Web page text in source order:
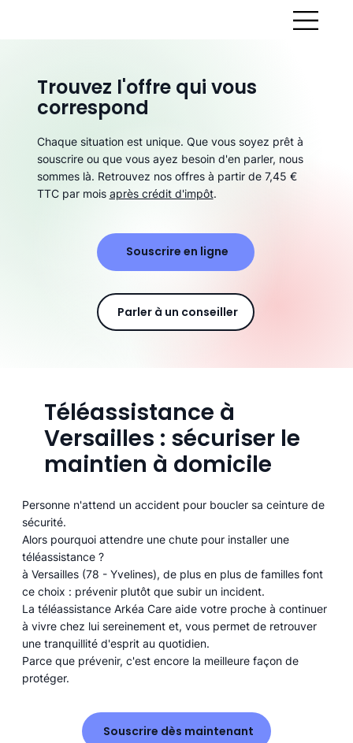
Téléassistance à
Versailles : sécuriser le
maintien à domicile
Personne n'attend un accident pour boucler sa ceinture de
sécurité.
Alors pourquoi attendre une chute pour installer une
téléassistance ?
à Versailles (78 - Yvelines), de plus en plus de familles font
ce choix : prévenir plutôt que subir un incident.
La téléassistance Arkéa Care aide votre proche à continuer
à vivre chez lui sereinement et, vous permet de retrouver
une tranquillité d'esprit au quotidien.
Parce que prévenir, c'est encore la meilleure façon de
protéger.
Souscrire dès maintenant
Trouvez l'offre qui vous
correspond
Chaque situation est unique. Que vous soyez prêt à
souscrire ou que vous ayez besoin d'en parler, nous
sommes là. Retrouvez nos offres à partir de 7,45 €
TTC par mois après crédit d'impôt.
Souscrire en ligne
Parler à un conseiller